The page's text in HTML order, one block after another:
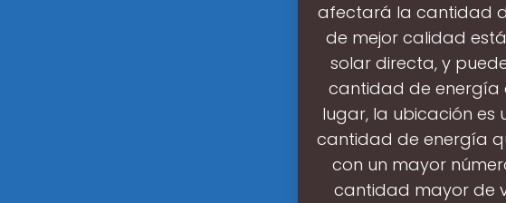
afectará la cantidad
de mejor calidad
solar directa, y
cantidad de energía
lugar, la ubicación
cantidad de energía
con un mayor
cantidad mayor de